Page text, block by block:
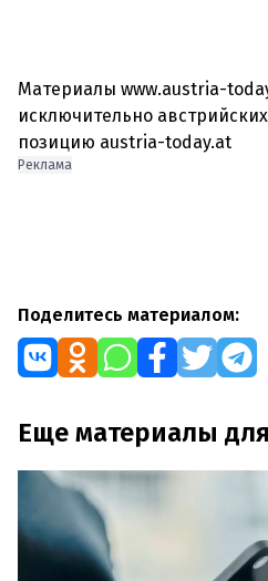
Материалы www.austria-
исключительно
позицию austria-today.at
Реклама
Поделитесь материалом:
Еще материалы